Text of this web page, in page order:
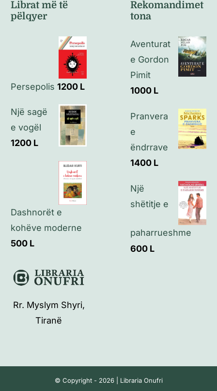
Politikat e kthimeve
Politikat e privatësisë
Librat më të
pëlqyer
Persepolis 1200 L
Një sagë
e vogël
1200 L
Dashnorët e
kohëve moderne
500 L
Rekomandimet
tona
Aventurat
e Gordon
Pimit
1000 L
Pranvera
e
ëndrrave
1400 L
Një
shëtitje e
paharrueshme
600 L
Rr. Myslym Shyri,
Tiranë
© Copyright - 2026 | Libraria Onufri